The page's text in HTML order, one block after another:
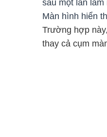
sau một lần làm
Màn hình hiển
Trường hợp
thay cả cụm